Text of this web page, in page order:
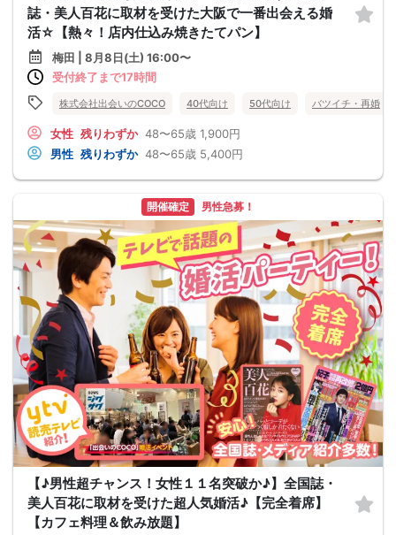
誌・美人百花に取材を受けた大阪で一番出会える婚
活☆【熱々！店内仕込み焼きたてパン】
梅田 | 8月8日(土) 16:00〜
受付終了まで17時間
株式会社出会いのCOCO 40代向け 50代向け バツイチ・再婚
女性 残りわずか 48〜65歳 1,900円
男性 残りわずか 48〜65歳 5,400円
開催確定 男性急募！
【♪男性超チャンス！女性１１名突破か♪】全国誌・
美人百花に取材を受けた超人気婚活♪【完全着席】
【カフェ料理＆飲み放題】